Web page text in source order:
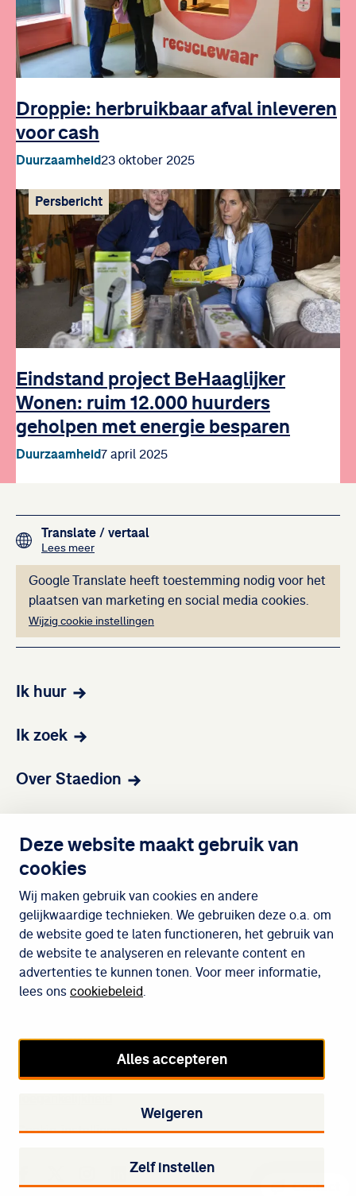
Deze website maakt gebruik van
cookies
Wij maken gebruik van cookies en andere
gelijkwaardige technieken. We gebruiken deze o.a. om
de website goed te laten functioneren, het gebruik van
de website te analyseren en relevante content en
advertenties te kunnen tonen. Voor meer informatie,
lees ons cookiebeleid
Alles accepteren
Weigeren
Zelf instellen
Contact
Droppie: herbruikbaar afval inleveren
voor cash
Duurzaamheid23 oktober 2025
Eindstand project BeHaaglijker
Wonen: ruim 12.000 huurders
geholpen met energie besparen
Duurzaamheid7 april 2025
Persbericht
Translate / vertaal
Lees meerover het vertalen van de teksten op deze website
Deze inhoud kan
Google Translate heeft toestemming nodig voor het
plaatsen van marketing en social media cookies.
Wijzig cookie instellingen
Ik huur
Ik zoek
Over Staedion
Wijken
Meedoen
Cookie-instellingen
Staedion op Facebook
Staedion op Twitter
Staedion op Instagram
Staedion op LinkedIn